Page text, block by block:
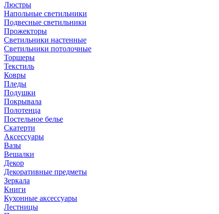
Люстры
Напольные светильники
Подвесные светильники
Прожекторы
Светильники настенные
Светильники потолочные
Торшеры
Текстиль
Ковры
Пледы
Подушки
Покрывала
Полотенца
Постельное белье
Скатерти
Аксессуары
Вазы
Вешалки
Декор
Декоративные предметы
Зеркала
Книги
Кухонные аксессуары
Лестницы